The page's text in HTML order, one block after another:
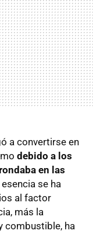
a convertirse en
debido a los
en las
se ha
al factor
más la
combustible, ha